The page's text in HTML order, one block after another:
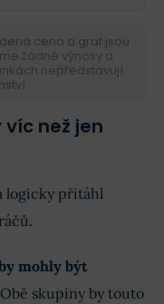
cena a graf jsou
žádné výnosy a
nepředstavují
víc než jen
logicky přitáhl
mohly být
skupiny by touto